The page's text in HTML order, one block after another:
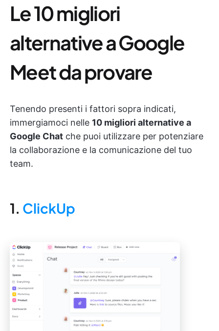
Le 10 migliori
alternative a Google
Meet da provare
Tenendo presenti i fattori sopra indicati,
immergiamoci nelle 10 migliori alternative a
Google Chat che puoi utilizzare per potenziare
la collaborazione e la comunicazione del tuo
team.
1. ClickUp